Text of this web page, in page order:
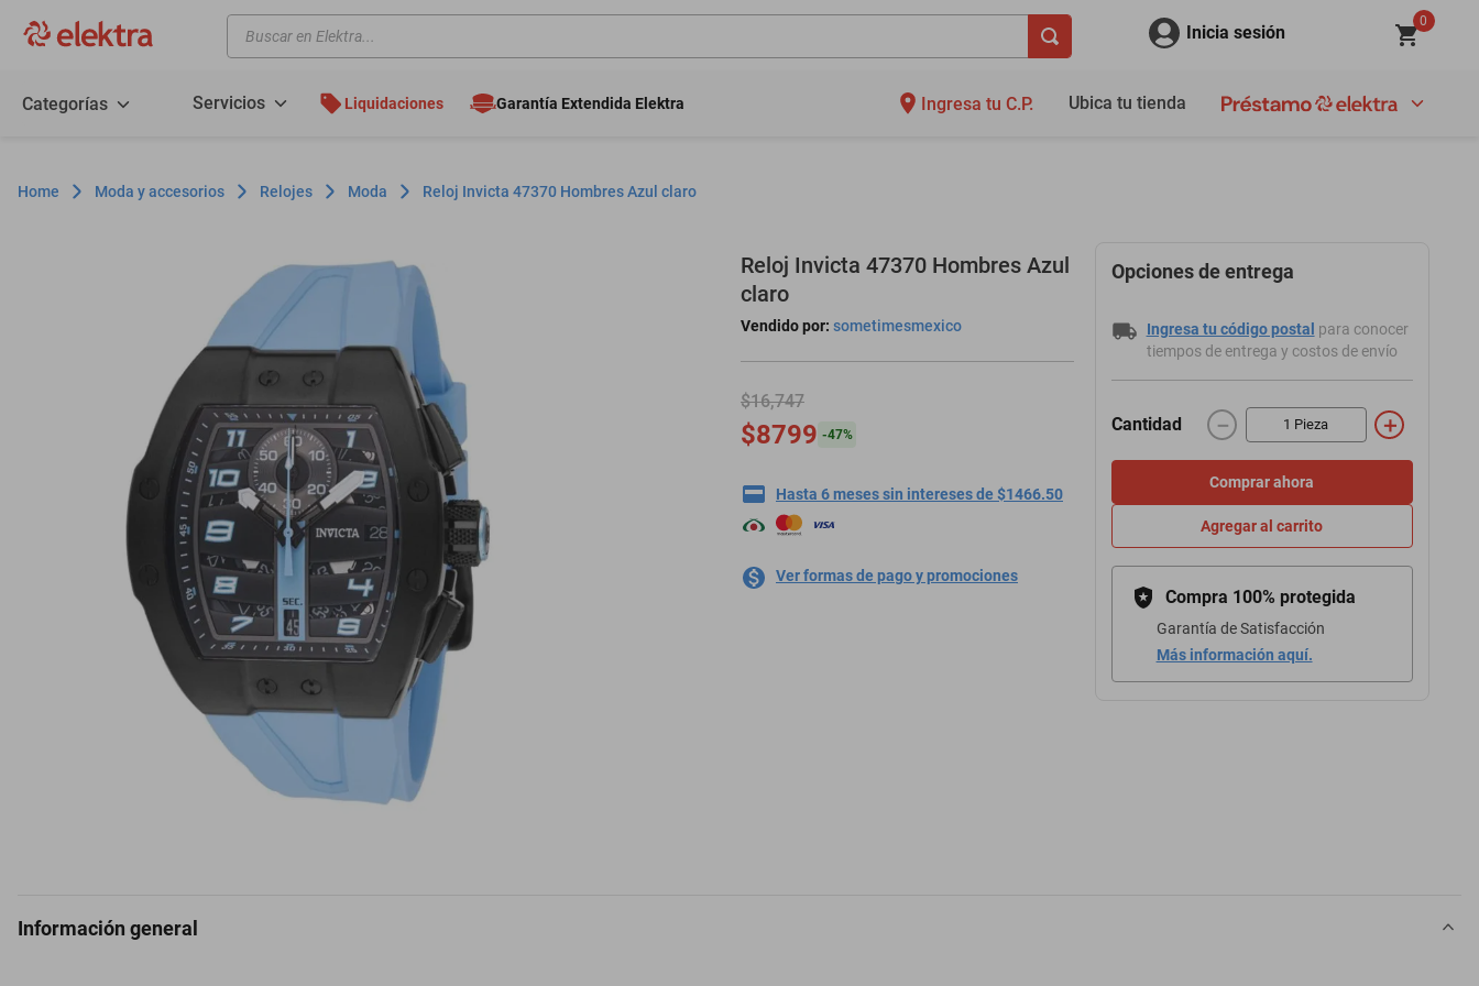
Buscar en Elektra... Inicia sesión
0
Categorías Servicios Liquidaciones Garantía Extendida Elektra Ingresa tu C.P. Ubica tu tienda
Moda y accesorios Relojes Moda Reloj Invicta 47370 Hombres Azul claro
Reloj Invicta 47370 Hombres Azul
claro
Vendido por: sometimesmexico
$16,747
$8799 -47%
Hasta 6 meses sin intereses de $1466.50
Ver formas de pago y promociones
Opciones de entrega
Ingresa tu código postal para conocer
tiempos de entrega y costos de envío
Cantidad ＋
－
Comprar ahora
Agregar al carrito
Compra 100% protegida
Garantía de Satisfacción
Más información aquí.
Información general
motos
colchones
salas
oppo
minisplit